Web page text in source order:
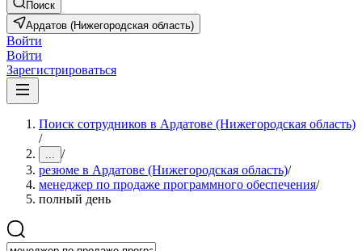
Поиск
Ардатов (Нижегородская область)
Войти
Войти
Зарегистрироваться
Поиск сотрудников в Ардатове (Нижегородская область)
/
... /
резюме в Ардатове (Нижегородская область)/
менеджер по продаже программного обеспечения/
полный день